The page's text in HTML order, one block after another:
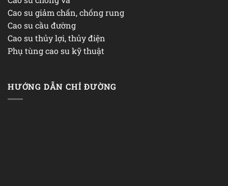
Cao su giảm chấn, chống rung
Cao su cầu đường
Cao su thủy lợi, thủy điện
Phụ tùng cao su kỹ thuật
HƯỚNG DẪN CHỈ ĐƯỜNG